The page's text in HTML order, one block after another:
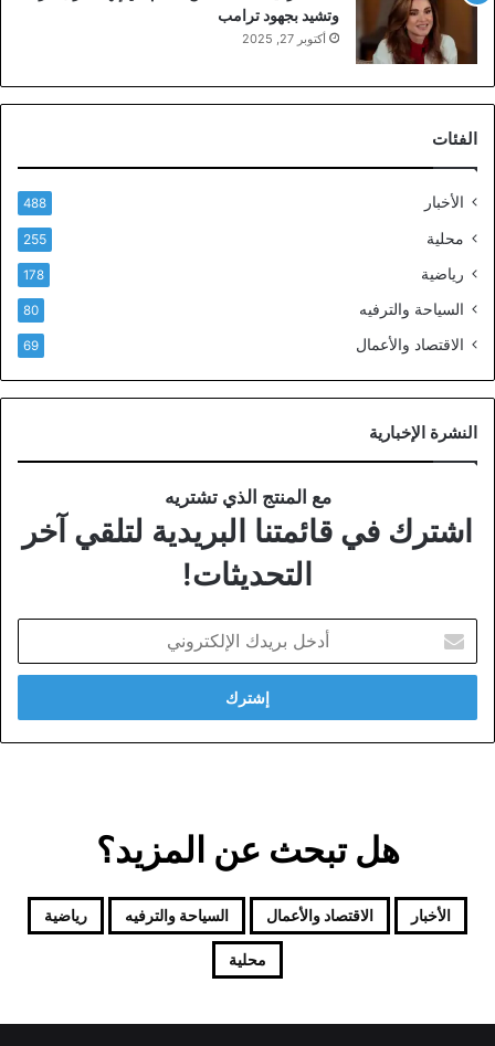
وتشيد بجهود ترامب
أكتوبر 27, 2025
الفئات
الأخبار 488
محلية 255
رياضية 178
السياحة والترفيه 80
الاقتصاد والأعمال 69
النشرة الإخبارية
مع المنتج الذي تشتريه
اشترك في قائمتنا البريدية لتلقي آخر
التحديثات!
بريدك
الإلكتروني
هل تبحث عن المزيد؟
الأخبار الاقتصاد والأعمال السياحة والترفيه رياضية
محلية